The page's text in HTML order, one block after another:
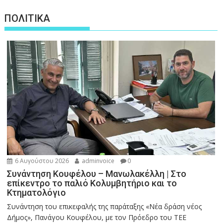
ΠΟΛΙΤΙΚΑ
6 Αυγούστου 2026 adminvoice 0
Συνάντηση Κουφέλου – Μανωλακέλλη | Στο
επίκεντρο το παλιό Κολυμβητήριο και το
Κτηματολόγιο
Συνάντηση του επικεφαλής της παράταξης «Νέα δράση νέος
Δήμος», Πανάγου Κουφέλου, με τον Πρόεδρο του ΤΕΕ